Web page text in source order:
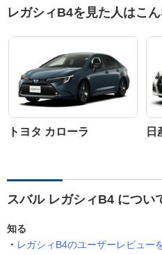
レガシィB4を見た人はこ
トヨタ カローラ 日
スバル レガシィB4 につい
知る
レガシィB4のユーザーレビュー